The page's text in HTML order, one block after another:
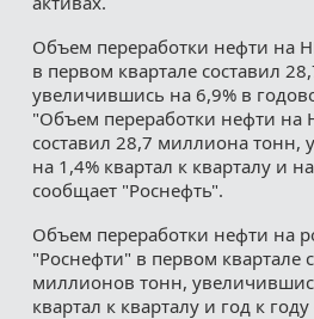
Объем переработки нефти на
в первом квартале составил
увеличившись на 6,9% в
"Объем переработки нефти на
составил 28,7 миллиона тонн,
на 1,4% квартал к кварталу и
сообщает "Роснефть".
Объем переработки нефти на
"Роснефти" в первом квартале
миллионов тонн,
квартал к кварталу и год к